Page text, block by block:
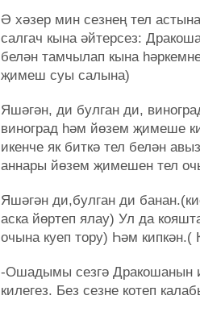
Ә хәзер мин сезнең тел
салгач кына әйтерсез:
белән тамчылап кына
җимеш суы салына)
Яшәгән, ди булган ди,
виноград һәм йөзем җимеше
икенче як биткә тел белән
аннары йөзем җимешен тел
Яшәгән ди,булган ди
аска йөртеп ялау) Ул да
очына куеп тору) Һәм кипкән.(
-Ошадымы сезгә Дракошанын
килегез. Без сезне котеп